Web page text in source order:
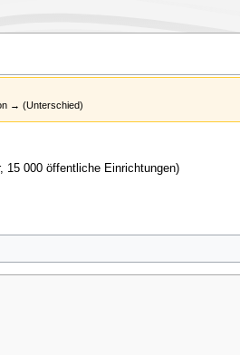
→ (Unterschied)
15 000 öffentliche Einrichtungen)